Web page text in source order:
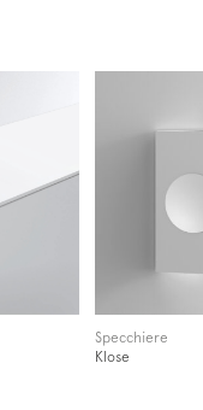
Specchiere
Klose